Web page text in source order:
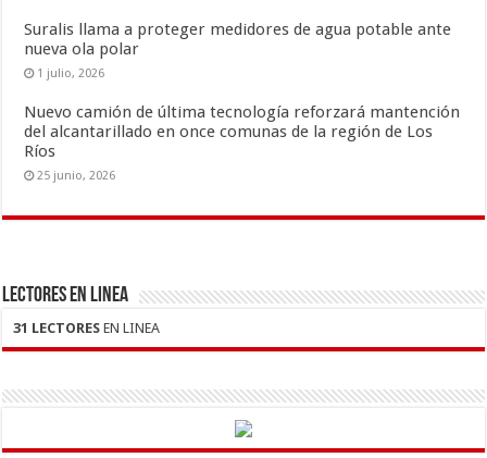
Suralis llama a proteger medidores de agua potable ante
nueva ola polar
1 julio, 2026
Nuevo camión de última tecnología reforzará mantención
del alcantarillado en once comunas de la región de Los
Ríos
25 junio, 2026
LECTORES EN LINEA
31 LECTORES EN LINEA